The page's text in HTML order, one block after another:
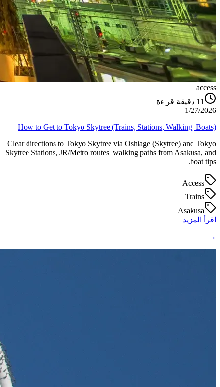
access
11 دقيقة قراءة
1/27/2026
How to Get to Tokyo Skytree (Trains, Stations, Walking, Boats)
Clear directions to Tokyo Skytree via Oshiage (Skytree) and Tokyo
Skytree Stations, JR/Metro routes, walking paths from Asakusa, and
boat tips.
Access
Trains
Asakusa
اقرأ المزيد
→